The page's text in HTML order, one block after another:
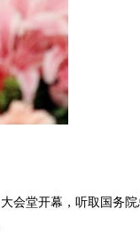
会堂开幕，听取国务院